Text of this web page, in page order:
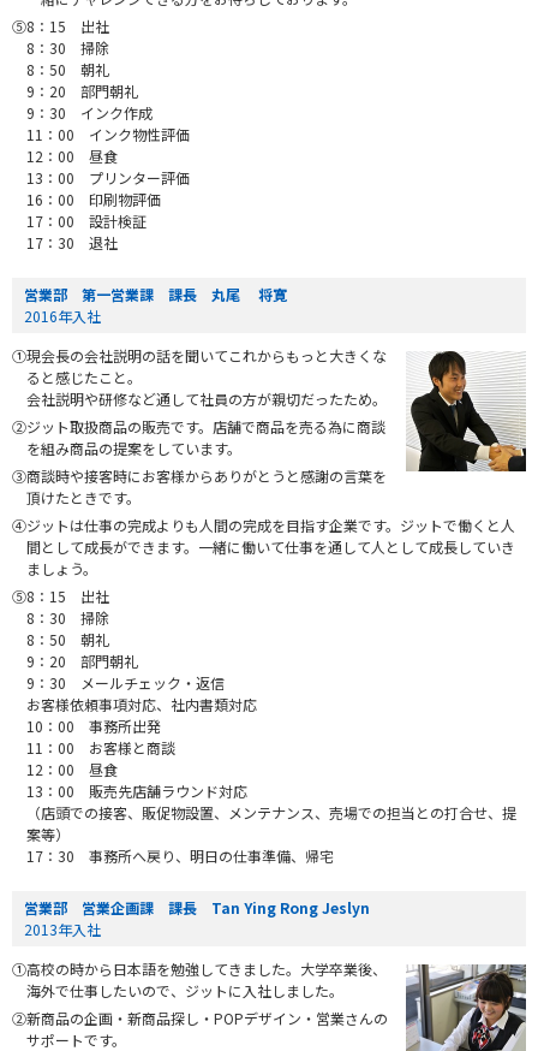
⑤8：15 出社
8：30 掃除
8：50 朝礼
9：20 部門朝礼
9：30 インク作成
11：00 インク物性評価
12：00 昼食
13：00 プリンター評価
16：00 印刷物評価
17：00 設計検証
17：30 退社
営業部 第一営業課 課長 丸尾 将寛
2016年入社
①現会長の会社説明の話を聞いてこれからもっと大きくな
ると感じたこと。
会社説明や研修など通して社員の方が親切だったため。
②ジット取扱商品の販売です。店舗で商品を売る為に商談
を組み商品の提案をしています。
③商談時や接客時にお客様からありがとうと感謝の言葉を
頂けたときです。
④ジットは仕事の完成よりも人間の完成を目指す企業です。ジットで働くと人
間として成長ができます。一緒に働いて仕事を通して人として成長していき
ましょう。
⑤8：15 出社
8：30 掃除
8：50 朝礼
9：20 部門朝礼
9：30 メールチェック・返信
お客様依頼事項対応、社内書類対応
10：00 事務所出発
11：00 お客様と商談
12：00 昼食
13：00 販売先店舗ラウンド対応
（店頭での接客、販促物設置、メンテナンス、売場での担当との打合せ、提
案等）
17：30 事務所へ戻り、明日の仕事準備、帰宅
営業部 営業企画課 課長 Tan Ying Rong Jeslyn
2013年入社
①高校の時から日本語を勉強してきました。大学卒業後、
海外で仕事したいので、ジットに入社しました。
②新商品の企画・新商品探し・POPデザイン・営業さんの
サポートです。